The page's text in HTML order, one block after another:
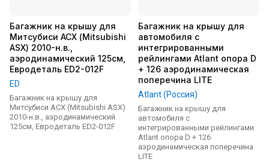
Багажник на крышу для
Митсубиси АСХ (Mitsubishi
ASX) 2010-н.в.,
аэродинамический 125см,
Евродеталь ED2-012F
ED
Багажник на крышу для
Митсубиси АСХ (Mitsubishi ASX)
2010-н.в., аэродинамический
125см, Евродеталь ED2-012F
Багажник на крышу для
автомобиля с
интегрированными
рейлингами Atlant опора D
+ 126 аэродинамическая
поперечина LITE
Atlant (Россия)
Багажник на крышу для
автомобиля с
интегрированными рейлингами
Atlant опора D + 126
аэродинамическая поперечина
LITE